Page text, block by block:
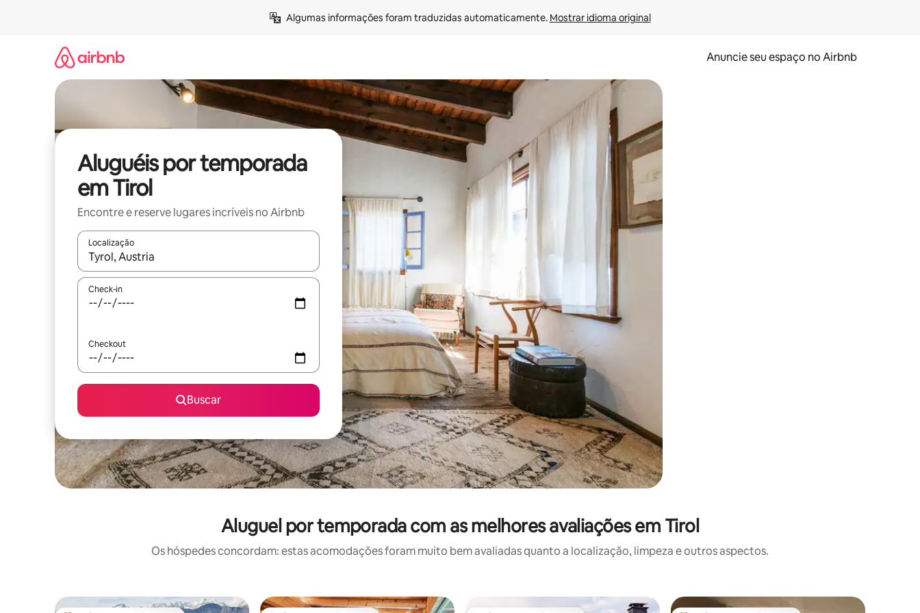
Algumas informações foram traduzidas automaticamente. Mostrar idioma original
Anuncie seu espaço no Airbnb
Aluguéis por temporada
em Tirol
Encontre e reserve lugares incríveis no Airbnb
Localização
Quando os resultados estiverem disponíveis, explore-os usando as seta para cima e para baixo do teclado ou tocando e deslizando o dedo na tela.
Check-in
Checkout
Buscar
Aluguel por temporada com as melhores avaliações em Tirol
Os hóspedes concordam: estas acomodações foram muito bem avaliadas quanto a localização, limpeza e outros aspectos.